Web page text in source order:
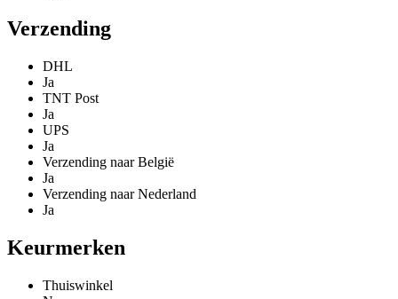
Verzending
DHL
Ja
TNT Post
Ja
UPS
Ja
Verzending naar België
Ja
Verzending naar Nederland
Ja
Keurmerken
Thuiswinkel